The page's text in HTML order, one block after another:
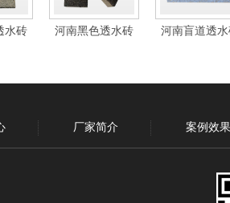
水砖 河南黑色透水砖 河南盲道透
厂家简介 案例效果